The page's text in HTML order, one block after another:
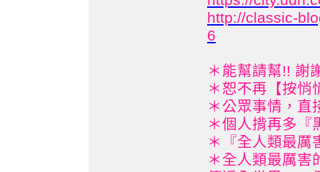
http://classic-
6
＊能幫請幫!! 謝
＊恕不再【按悄
＊公眾事情，直
＊個人揹再多『
＊『全人類最厲
＊全人類最厲害